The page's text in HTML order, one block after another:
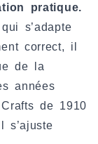
pratique.
s’adapte
correct, il
de la
années
de 1910
s’ajuste